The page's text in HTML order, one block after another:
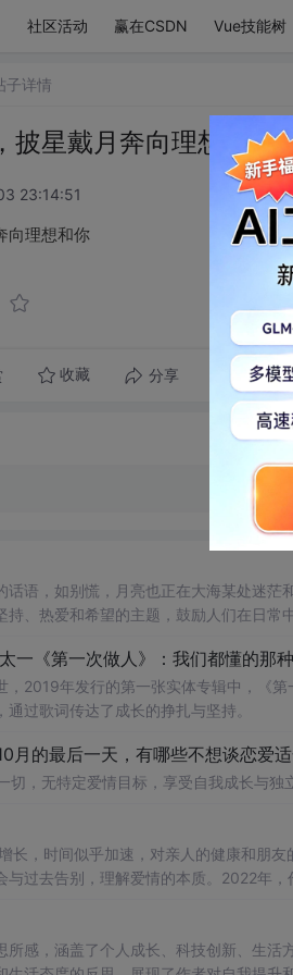
社区活动 赢在CSDN Vue技能树
子详情
披星戴月奔向理想和你
23:14:51
向理想和你
收藏 分享 转发到
话语，如别慌，月亮也正在大海某处迷
持、热爱和希望的主题，鼓励人们在日
一《第一次做人》：我们都懂的那
，2019年发行的第一张实体专辑中，《
过歌词传达了成长的挣扎与坚持。
月的最后一天，有哪些不想谈恋爱
切，无特定爱情目标，享受自我成长与独
长，时间似乎加速，对亲人的健康和朋
过去告别，理解爱情的本质。2022年
所感，涵盖了个人成长、科技创新、生